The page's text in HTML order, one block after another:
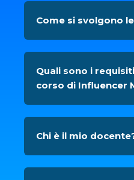
Come si svolgono
Quali sono i
corso di Influencer
Chi è il mio